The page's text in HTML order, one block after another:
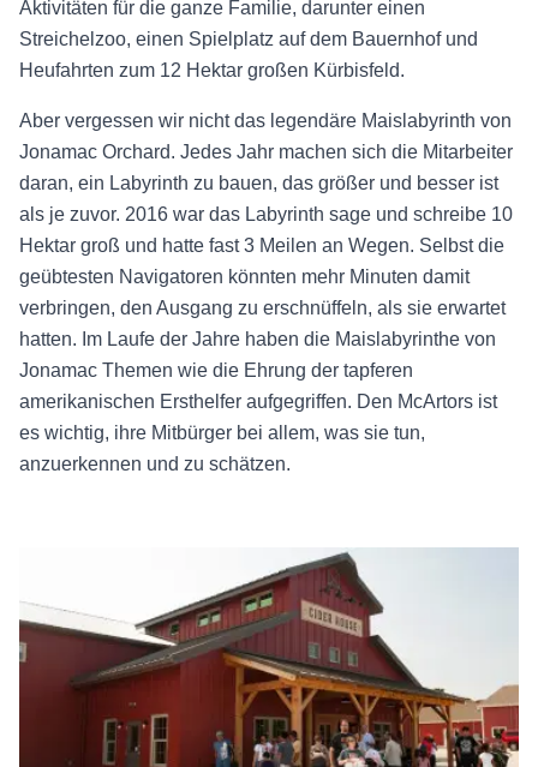
Aktivitäten für die ganze Familie, darunter einen
Streichelzoo, einen Spielplatz auf dem Bauernhof und
Heufahrten zum 12 Hektar großen Kürbisfeld.
Aber vergessen wir nicht das legendäre Maislabyrinth von
Jonamac Orchard. Jedes Jahr machen sich die Mitarbeiter
daran, ein Labyrinth zu bauen, das größer und besser ist
als je zuvor. 2016 war das Labyrinth sage und schreibe 10
Hektar groß und hatte fast 3 Meilen an Wegen. Selbst die
geübtesten Navigatoren könnten mehr Minuten damit
verbringen, den Ausgang zu erschnüffeln, als sie erwartet
hatten. Im Laufe der Jahre haben die Maislabyrinthe von
Jonamac Themen wie die Ehrung der tapferen
amerikanischen Ersthelfer aufgegriffen. Den McArtors ist
es wichtig, ihre Mitbürger bei allem, was sie tun,
anzuerkennen und zu schätzen.